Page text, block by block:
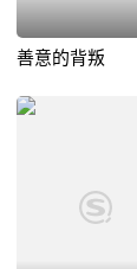
善意的背叛